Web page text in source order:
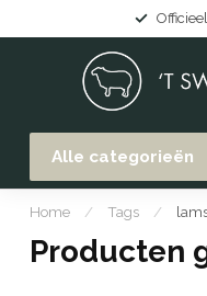
Officieel
Alle categorieën
Home / Tags /
Producten